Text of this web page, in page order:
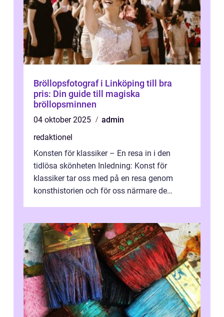
Bröllopsfotograf i Linköping till bra
pris: Din guide till magiska
bröllopsminnen
04 oktober 2025
admin
redaktionel
Konsten för klassiker – En resa in i den
tidlösa skönheten Inledning: Konst för
klassiker tar oss med på en resa genom
konsthistorien och för oss närmare de